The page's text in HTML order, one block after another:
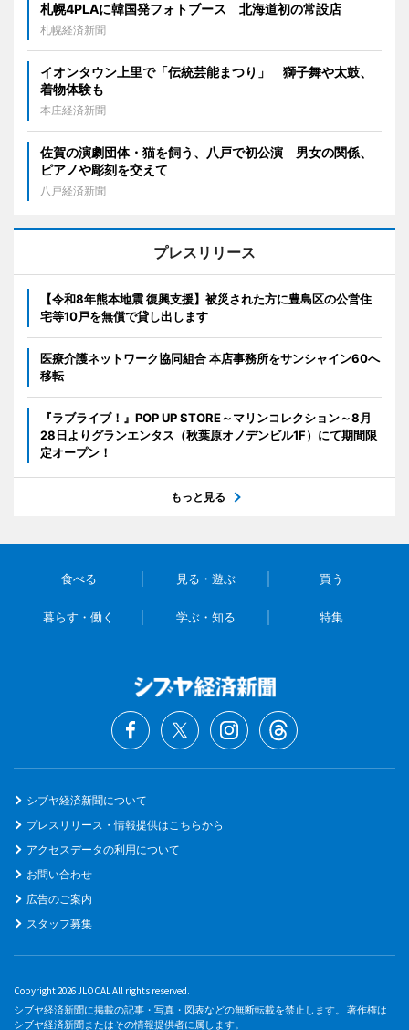
札幌4PLAに韓国発フォトブース 北海道初の常設店
札幌経済新聞
イオンタウン上里で「伝統芸能まつり」 獅子舞や太鼓、
着物体験も
本庄経済新聞
佐賀の演劇団体・猫を飼う、八戸で初公演 男女の関係、
ピアノや彫刻を交えて
八戸経済新聞
プレスリリース
【令和8年熊本地震 復興支援】被災された方に豊島区の公営住
宅等10戸を無償で貸し出します
医療介護ネットワーク協同組合 本店事務所をサンシャイン60へ
移転
『ラブライブ！』POP UP STORE～マリンコレクション～8月
28日よりグランエンタス（秋葉原オノデンビル1F）にて期間限
定オープン！
もっと見る
食べる 見る・遊ぶ 買う
暮らす・働く 学ぶ・知る 特集
シブヤ経済新聞について
プレスリリース・情報提供はこちらから
アクセスデータの利用について
お問い合わせ
広告のご案内
スタッフ募集
Copyright 2026 JLOCAL All rights reserved.
シブヤ経済新聞に掲載の記事・写真・図表などの無断転載を禁止します。 著作権は
シブヤ経済新聞またはその情報提供者に属します。